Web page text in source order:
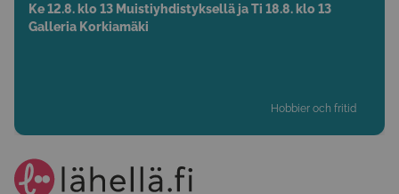
Ke 12.8. klo 13 Muistiyhdistyksellä ja Ti 18.8. klo 13
Galleria Korkiamäki
Hobbier och fritid